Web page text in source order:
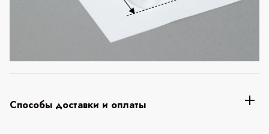
Способы доставки и оплаты